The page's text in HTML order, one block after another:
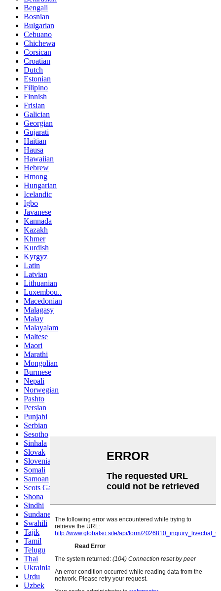
Bengali
Bosnian
Bulgarian
Cebuano
Chichewa
Corsican
Croatian
Dutch
Estonian
Filipino
Finnish
Frisian
Galician
Georgian
Gujarati
Haitian
Hausa
Hawaiian
Hebrew
Hmong
Hungarian
Icelandic
Igbo
Javanese
Kannada
Kazakh
Khmer
Kurdish
Kyrgyz
Latin
Latvian
Lithuanian
Luxembou..
Macedonian
Malagasy
Malay
Malayalam
Maltese
Maori
Marathi
Mongolian
Burmese
Nepali
Norwegian
Pashto
Persian
Punjabi
Serbian
Sesotho
Sinhala
Slovak
Slovenian
Somali
Samoan
Scots Gaelic
Shona
Sindhi
Sundanese
Swahili
Tajik
Tamil
Telugu
Thai
Ukrainian
Urdu
Uzbek